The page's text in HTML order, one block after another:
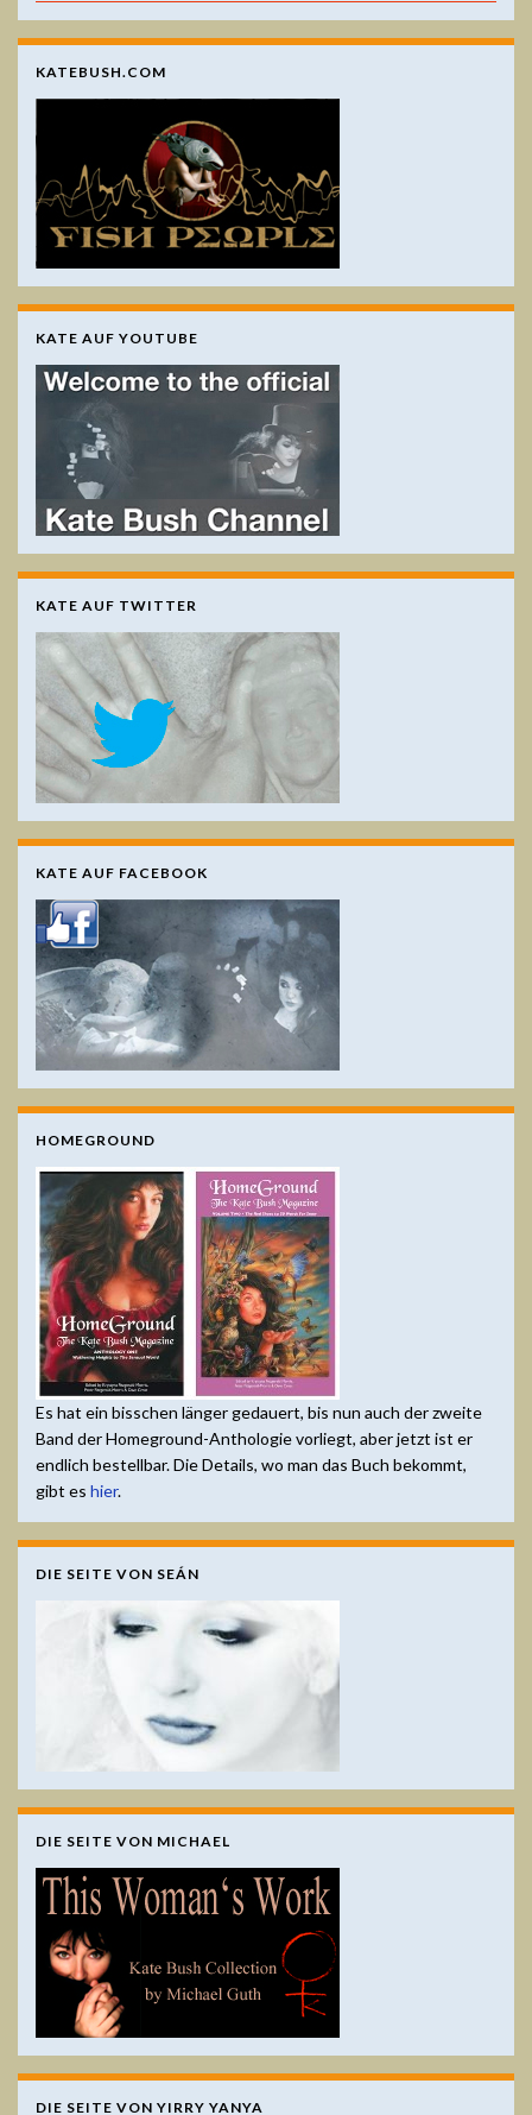
KATEBUSH.COM
KATE AUF YOUTUBE
KATE AUF TWITTER
KATE AUF FACEBOOK
HOMEGROUND
Es hat ein bisschen länger gedauert, bis nun auch der zweite
Band der Homeground-Anthologie vorliegt, aber jetzt ist er
endlich bestellbar. Die Details, wo man das Buch bekommt,
gibt es hier.
DIE SEITE VON SEÁN
DIE SEITE VON MICHAEL
DIE SEITE VON YIRRY YANYA